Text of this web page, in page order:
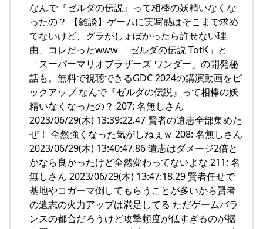
なんで『ゼルダの伝説』って相棒の妖精いなくな
ったの？ 【雑談】ゲームに実写感はそこまで求め
てないけど、グラがしょぼかったら許せない理
由、コレだったwww 「ゼルダの伝説 TotK」と
「スーパーマリオブラザーズ ワンダー」の開発秘
話も。無料で視聴できるGDC 2024の講演動画をピ
ックアップ なんで『ゼルダの伝説』って相棒の妖
精いなくなったの？ 207: 名無しさん
2023/06/29(木) 13:39:22.47 賢者の遺志全部集めた
ぜ！ 全然強くなった気がしねぇｗ 208: 名無しさん
2023/06/29(木) 13:40:47.86 遺志はダメージ2倍と
かなら良かったけど全然変わってないよな 211: 名
無しさん 2023/06/29(木) 13:47:18.29 賢者任せで
基地やコガーマ倒してもらうことが多いから賢者
の遺志の火力アップは満足してる ただゲームバラ
ンスの都合だろうけど攻撃頻度が低すぎるのが据